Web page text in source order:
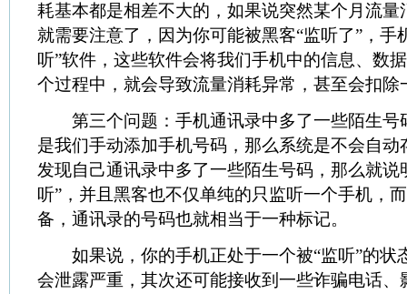
耗基本都是相差不大的，如果说突然某个月流量
就需要注意了，因为你可能被黑客“监听了”，手
听”软件，这些软件会将我们手机中的信息、数
个过程中，就会导致流量消耗异常，甚至会扣除
第三个问题：手机通讯录中多了一些陌生号
是我们手动添加手机号码，那么系统是不会自动
发现自己通讯录中多了一些陌生号码，那么就说
听”，并且黑客也不仅单纯的只监听一个手机，
备，通讯录的号码也就相当于一种标记。
如果说，你的手机正处于一个被“监听”的状
会泄露严重，其次还可能接收到一些诈骗电话、